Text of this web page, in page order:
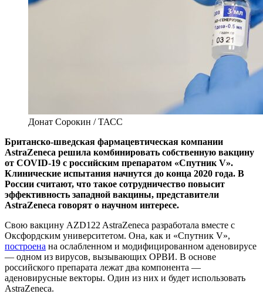
Донат Сорокин / ТАСС
Британско-шведская фармацевтическая компании
AstraZeneca решила комбинировать собственную вакцину
от COVID-19 с российским препаратом «Спутник V».
Клинические испытания начнутся до конца 2020 года. В
России считают, что такое сотрудничество повысит
эффективность западной вакцины, представители
AstraZeneca говорят о научном интересе.
Свою вакцину AZD122 AstraZeneca разработала вместе с
Оксфордским университетом. Она, как и «Спутник V»,
построена на ослабленном и модифицированном аденовирусе
— одном из вирусов, вызывающих ОРВИ. В основе
российского препарата лежат два компонента —
аденовирусные векторы. Один из них и будет использовать
AstraZeneca.